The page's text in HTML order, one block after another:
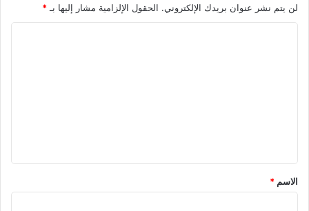
لن يتم نشر عنوان بريدك الإلكتروني. الحقول الإلزامية مشار إليها بـ *
*
الاسم *